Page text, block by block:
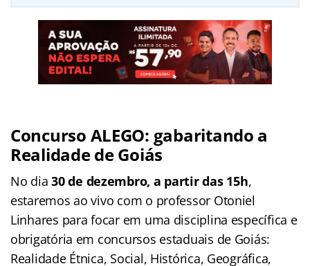
Concurso ALEGO: gabaritando a
Realidade de Goiás
No dia30 de dezembro, a partir das 15h,
estaremos ao vivo com o professor Otoniel
Linhares para focar em uma disciplina específica e
obrigatória em concursos estaduais de Goiás:
Realidade Étnica, Social, Histórica, Geográfica,